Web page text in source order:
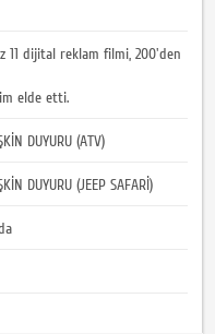
11 dijital reklam filmi, 200'den
elde etti.
DUYURU (ATV)
DUYURU (JEEP SAFARİ)